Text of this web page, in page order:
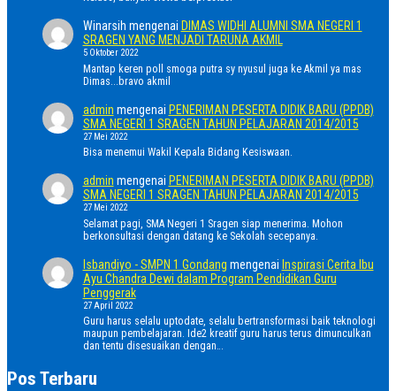
Winarsih mengenai DIMAS WIDHI ALUMNI SMA NEGERI 1
SRAGEN YANG MENJADI TARUNA AKMIL
5 Oktober 2022
Mantap keren poll smoga putra sy nyusul juga ke Akmil ya mas
Dimas...bravo akmil
admin mengenai PENERIMAN PESERTA DIDIK BARU (PPDB)
SMA NEGERI 1 SRAGEN TAHUN PELAJARAN 2014/2015
27 Mei 2022
Bisa menemui Wakil Kepala Bidang Kesiswaan.
admin mengenai PENERIMAN PESERTA DIDIK BARU (PPDB)
SMA NEGERI 1 SRAGEN TAHUN PELAJARAN 2014/2015
27 Mei 2022
Selamat pagi, SMA Negeri 1 Sragen siap menerima. Mohon
berkonsultasi dengan datang ke Sekolah secepanya.
Isbandiyo - SMPN 1 Gondang mengenai Inspirasi Cerita Ibu
Ayu Chandra Dewi dalam Program Pendidikan Guru
Penggerak
27 April 2022
Guru harus selalu uptodate, selalu bertransformasi baik teknologi
maupun pembelajaran. Ide2 kreatif guru harus terus dimunculkan
dan tentu disesuaikan dengan…
Pos Terbaru